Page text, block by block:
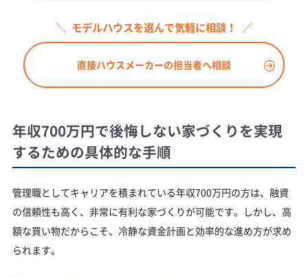
モデルハウスを選んで気軽に相談！
直接ハウスメーカーの担当者へ相談
年収700万円で後悔しない家づくりを実現
するための具体的な手順
管理職としてキャリアを積まれている年収700万円の方は、融資
の信頼性も高く、非常に有利な家づくりが可能です。しかし、高
額な買い物だからこそ、冷静な資金計画と効率的な進め方が求め
られます。